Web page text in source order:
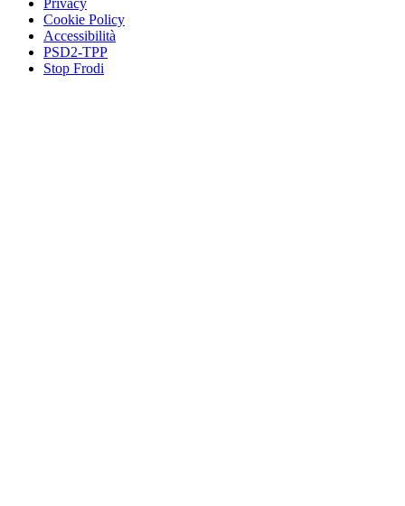
Privacy
Cookie Policy
Accessibilità
PSD2-TPP
Stop Frodi